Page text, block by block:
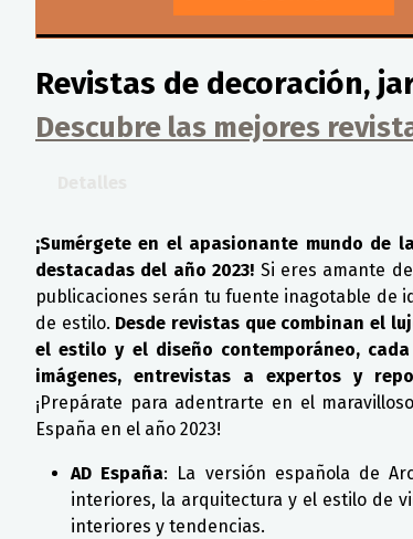
Revistas de decoración,
Descubre las mejores
¡Sumérgete en el apasionante mundo de
destacadas del año 2023! Si eres amante
publicaciones serán tu fuente inagotable de
de estilo. Desde revistas que combinan el
el estilo y el diseño contemporáneo,
imágenes, entrevistas a expertos y
¡Prepárate para adentrarte en el
España en el año 2023!
AD España: La versión española de
interiores, la arquitectura y el estilo de
interiores y tendencias.